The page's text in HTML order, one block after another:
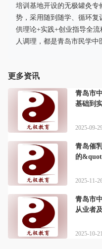
培训基地开设的无极罐灸
势，采用随到随学、循环复
供理论+实践+创业指导全
人调理，都是青岛市民学中
更多资讯
青岛市
基础到
2025-09-
青岛催
的
2025-11-
青岛市
从业者
2025-10-21